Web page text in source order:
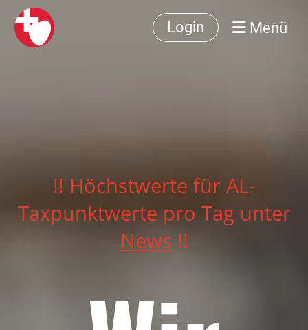
Login Menü
!! Höchstwerte für AL-
Taxpunktwerte pro Tag unter
News !!